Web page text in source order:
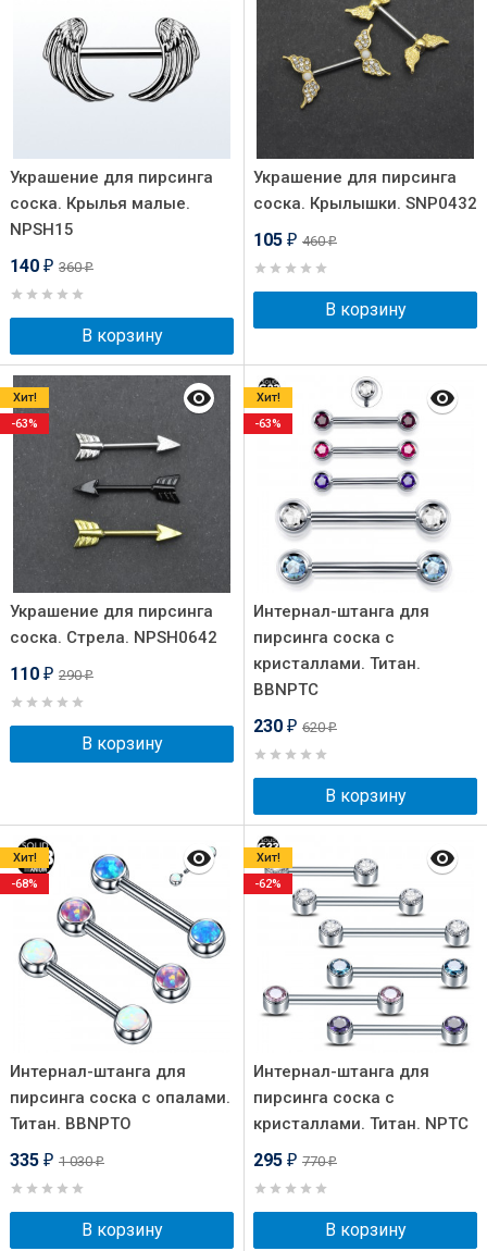
Украшение для пирсинга
соска. Крылья малые.
NPSH15
140 ₽ 360₽
В корзину
Украшение для пирсинга
соска. Крылышки. SNP0432
105 ₽ 460₽
В корзину
Украшение для пирсинга
соска. Стрела. NPSH0642
110 ₽ 290₽
В корзину
Хит!
-63%
Интернал-штанга для
пирсинга соска с
кристаллами. Титан.
BBNPTC
230 ₽ 620₽
В корзину
Хит!
-63%
Интернал-штанга для
пирсинга соска с опалами.
Титан. BBNPTO
335 ₽ 1 030₽
В корзину
Хит!
-68%
Интернал-штанга для
пирсинга соска с
кристаллами. Титан. NPTC
295 ₽ 770₽
В корзину
Хит!
-62%